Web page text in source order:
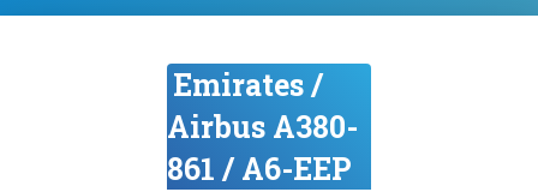
Emirates /
Airbus A380-
861 / A6-EEP